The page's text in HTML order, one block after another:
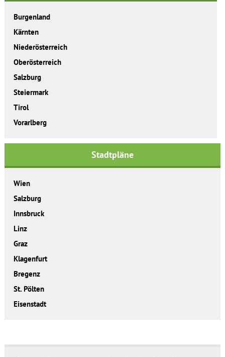
Burgenland
Kärnten
Niederösterreich
Oberösterreich
Salzburg
Steiermark
Tirol
Vorarlberg
Stadtpläne
Wien
Salzburg
Innsbruck
Linz
Graz
Klagenfurt
Bregenz
St. Pölten
Eisenstadt